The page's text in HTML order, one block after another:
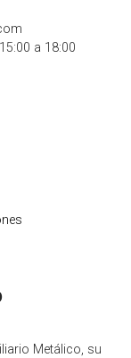
a 18:00
Metálico, su